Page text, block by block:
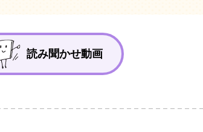
読み聞かせ動画